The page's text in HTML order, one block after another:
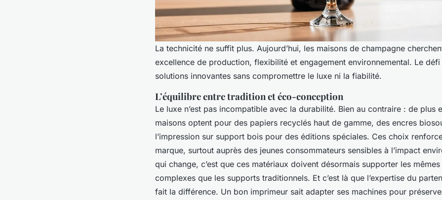
La technicité ne suffit plus. Aujourd’hui, les maisons de champagne
excellence de production, flexibilité et engagement environnemental. Le
solutions innovantes sans compromettre le luxe ni la fiabilité.
L’équilibre entre tradition et éco-conception
Le luxe n’est pas incompatible avec la durabilité. Bien au contraire : de plus
maisons optent pour des papiers recyclés haut de gamme, des encres
l’impression sur support bois pour des éditions spéciales. Ces choix
marque, surtout auprès des jeunes consommateurs sensibles à l’impact
qui change, c’est que ces matériaux doivent désormais supporter les
complexes que les supports traditionnels. Et c’est là que l’expertise du
fait la différence. Un bon imprimeur sait adapter ses machines pour